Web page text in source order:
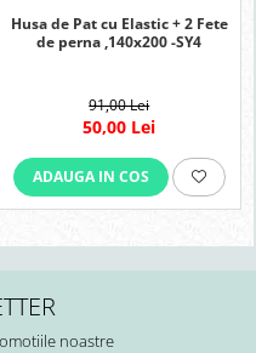
Husa de Pat cu Elastic + 2 Fete
de perna ,140x200 -SY4
91,00 Lei
50,00 Lei
ADAUGA IN COS
noastre